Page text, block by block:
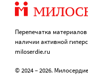
Перепечатка
наличии активной
miloserdie.ru
© 2024 – 2026.